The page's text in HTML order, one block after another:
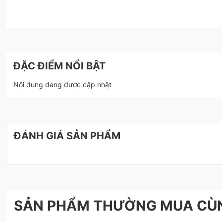
ĐẶC ĐIỂM NỔI BẬT
Nội dung đang được cập nhật
ĐÁNH GIÁ SẢN PHẨM
SẢN PHẨM THƯỜNG MUA